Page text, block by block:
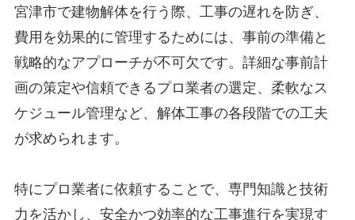
宮津市で建物解体を行う際、工事の遅れを防ぎ、
費用を効果的に管理するためには、事前の準備と
戦略的なアプローチが不可欠です。詳細な事前計
画の策定や信頼できるプロ業者の選定、柔軟なス
ケジュール管理など、解体工事の各段階での工夫
が求められます。
特にプロ業者に依頼することで、専門知識と技術
力を活かし、安全かつ効率的な工事進行を実現す